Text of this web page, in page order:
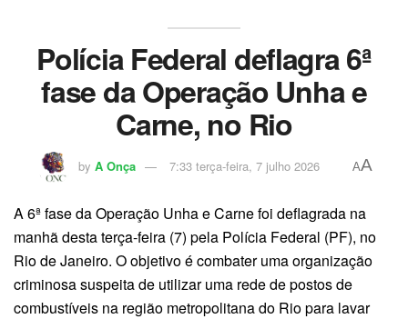
Polícia Federal deflagra 6ª
fase da Operação Unha e
Carne, no Rio
by A Onça 7:33 terça-feira, 7 julho 2026 AA
A 6ª fase da Operação Unha e Carne foi deflagrada na
manhã desta terça-feira (7) pela Polícia Federal (PF), no
Rio de Janeiro. O objetivo é combater uma organização
criminosa suspeita de utilizar uma rede de postos de
combustíveis na região metropolitana do Rio para lavar